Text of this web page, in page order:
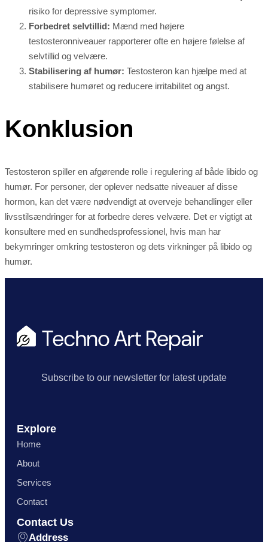
risiko for depressive symptomer.
Forbedret selvtillid: Mænd med højere
testosteronniveauer rapporterer ofte en højere følelse af
selvtillid og velvære.
Stabilisering af humør: Testosteron kan hjælpe med at
stabilisere humøret og reducere irritabilitet og angst.
Konklusion
Testosteron spiller en afgørende rolle i regulering af både libido og
humør. For personer, der oplever nedsatte niveauer af disse
hormon, kan det være nødvendigt at overveje behandlinger eller
livsstilsændringer for at forbedre deres velvære. Det er vigtigt at
konsultere med en sundhedsprofessionel, hvis man har
bekymringer omkring testosteron og dets virkninger på libido og
humør.
Subscribe to our newsletter for latest update
Explore
Home
About
Services
Contact
Contact Us
Address